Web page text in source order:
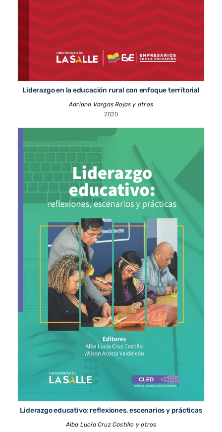
Liderazgo en la educación rural con enfoque territorial
Adriana Vargas Rojas y otros
2020
Liderazgo educativo: reflexiones, escenarios y prácticas
Alba Lucía Cruz Castillo y otros